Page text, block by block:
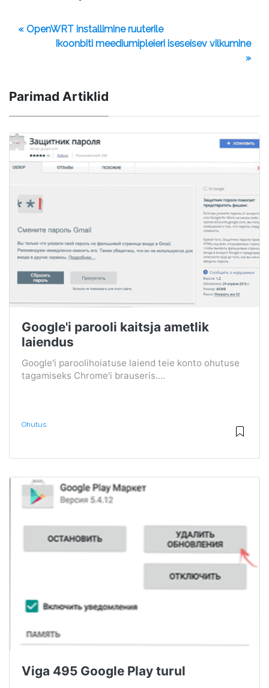
« OpenWRT installimine ruuterile
Ikoonbiti meediumipleieri iseseisev vilkumine
»
Parimad Artiklid
Google'i parooli kaitsja ametlik
laiendus
Google'i paroolihoiatuse laiend teie konto ohutuse
tagamiseks Chrome'i brauseris....
Ohutus
Viga 495 Google Play turul